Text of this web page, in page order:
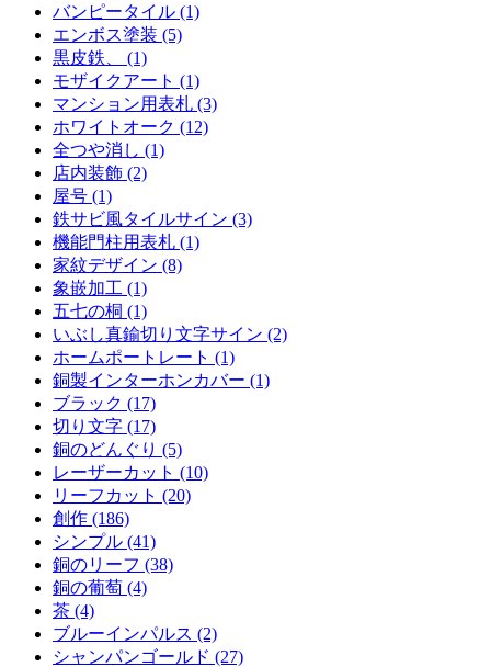
バンピータイル (1)
エンボス塗装 (5)
黒皮鉄、 (1)
モザイクアート (1)
マンション用表札 (3)
ホワイトオーク (12)
全つや消し (1)
店内装飾 (2)
屋号 (1)
鉄サビ風タイルサイン (3)
機能門柱用表札 (1)
家紋デザイン (8)
象嵌加工 (1)
五七の桐 (1)
いぶし真鍮切り文字サイン (2)
ホームポートレート (1)
銅製インターホンカバー (1)
ブラック (17)
切り文字 (17)
銅のどんぐり (5)
レーザーカット (10)
リーフカット (20)
創作 (186)
シンプル (41)
銅のリーフ (38)
銅の葡萄 (4)
茶 (4)
ブルーインパルス (2)
シャンパンゴールド (27)